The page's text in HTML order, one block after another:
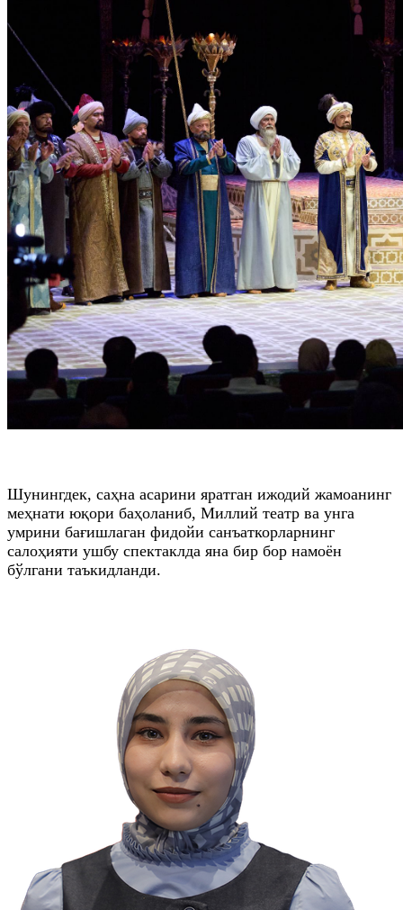
Шунингдек, саҳна асарини яратган ижодий жамоанинг
меҳнати юқори баҳоланиб, Миллий театр ва унга
умрини бағишлаган фидойи санъаткорларнинг
салоҳияти ушбу спектаклда яна бир бор намоён
бўлгани таъкидланди.